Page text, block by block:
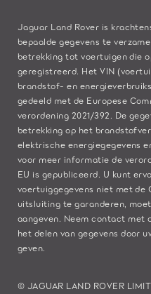
Jaguar Land Rover is
bepaalde gegevens te
betrekking tot voertuigen die
geregistreerd. Het VIN
brandstof- en
gedeeld met de Europese
verordening 2021/392. De
betrekking op het
elektrische energiegegevens
voor meer informatie de
EU is gepubliceerd. U kunt
voertuiggegevens niet met de
uitsluiting te garanderen,
aangeven. Neemcontact met
het delen van gegevens door
geven.
© JAGUAR LAND ROVER